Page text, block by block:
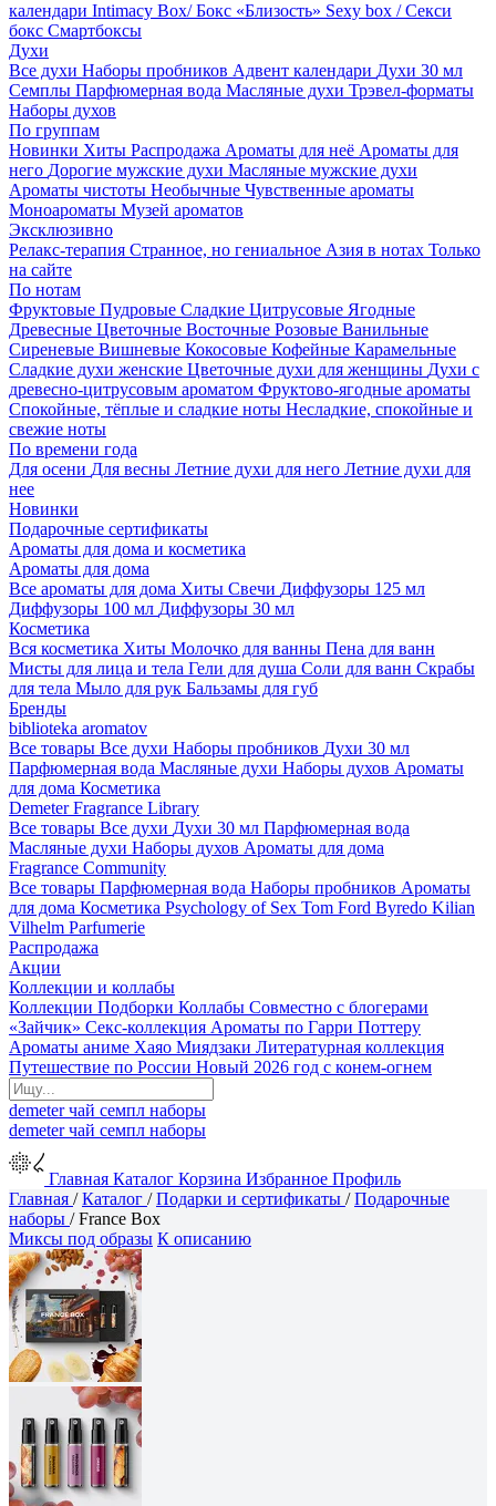
календари Intimacy Box/ Бокс «Близость» Sexy box / Секси
бокс Смартбоксы
Духи
Все духи Наборы пробников Адвент календари Духи 30 мл
Семплы Парфюмерная вода Масляные духи Трэвел-форматы
Наборы духов
По группам
Новинки Хиты Распродажа Ароматы для неё Ароматы для
него Дорогие мужские духи Масляные мужские духи
Ароматы чистоты Необычные Чувственные ароматы
Моноароматы Музей ароматов
Эксклюзивно
Релакс-терапия Странное, но гениальное Азия в нотах Только
на сайте
По нотам
Фруктовые Пудровые Сладкие Цитрусовые Ягодные
Древесные Цветочные Восточные Розовые Ванильные
Сиреневые Вишневые Кокосовые Кофейные Карамельные
Сладкие духи женские Цветочные духи для женщины Духи с
древесно-цитрусовым ароматом Фруктово-ягодные ароматы
Спокойные, тёплые и сладкие ноты Несладкие, спокойные и
свежие ноты
По времени года
Для осени Для весны Летние духи для него Летние духи для
нее
Новинки
Подарочные сертификаты
Ароматы для дома и косметика
Ароматы для дома
Все ароматы для дома Хиты Свечи Диффузоры 125 мл
Диффузоры 100 мл Диффузоры 30 мл
Косметика
Вся косметика Хиты Молочко для ванны Пена для ванн
Мисты для лица и тела Гели для душа Соли для ванн Скрабы
для тела Мыло для рук Бальзамы для губ
Бренды
biblioteka aromatov
Все товары Все духи Наборы пробников Духи 30 мл
Парфюмерная вода Масляные духи Наборы духов Ароматы
для дома Косметика
Demeter Fragrance Library
Все товары Все духи Духи 30 мл Парфюмерная вода
Масляные духи Наборы духов Ароматы для дома
Fragrance Community
Все товары Парфюмерная вода Наборы пробников Ароматы
для дома Косметика Psychology of Sex Tom Ford Byredo Kilian
Vilhelm Parfumerie
Распродажа
Акции
Коллекции и коллабы
Коллекции Подборки Коллабы Совместно с блогерами
«Зайчик» Секс-коллекция Ароматы по Гарри Поттеру
Ароматы аниме Хаяо Миядзаки Литературная коллекция
Путешествие по России Новый 2026 год с конем-огнем
demeterчай семпл наборы
demeterчай семпл наборы
Главная Каталог Корзина Избранное Профиль
Главная /Каталог /Подарки и сертификаты /Подарочные
наборы /France Box
Миксы под образы К описанию